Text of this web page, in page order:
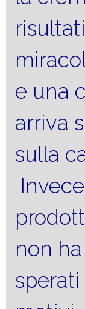
e una
arriva
sulla
non